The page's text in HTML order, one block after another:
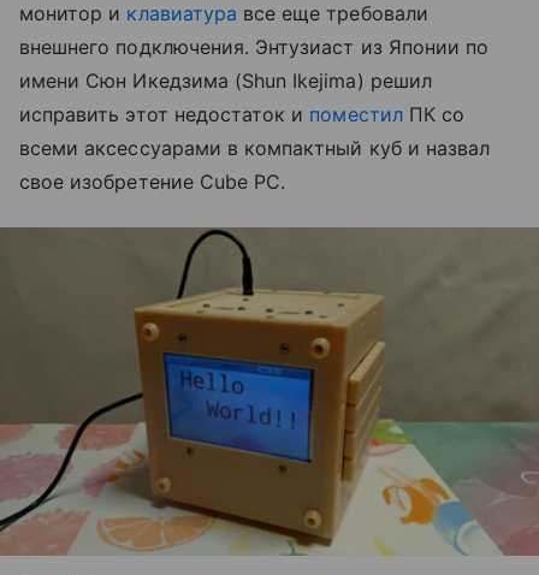
монитор и клавиатура все еще требовали
внешнего подключения. Энтузиаст из Японии по
имени Сюн Икедзима (Shun Ikejima) решил
исправить этот недостаток и поместилПК со
всеми аксессуарами в компактный куб и назвал
свое изобретение Cube PC.